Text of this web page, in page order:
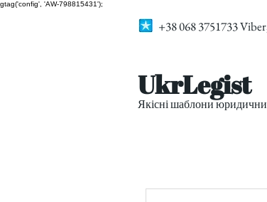
gtag('config', 'AW-798815431');
+38 068 3751733
UkrLegist
Якісні шаблони